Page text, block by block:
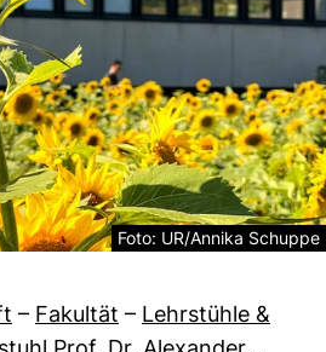
Rechtliche Information
Foto: UR/Annika Schuppe
– Fakultät – Lehrstühle &